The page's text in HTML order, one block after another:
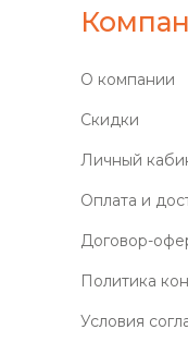
О компании
Скидки
Личный
Оплата и
Договор-
Политика
Условия